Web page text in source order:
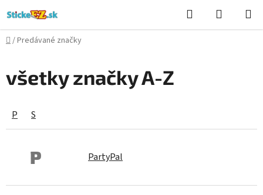
na
obsah
Hľadať
KOŠÍK
Domov
/Predávané značky
všetky značky A-Z
P S
P PartyPal